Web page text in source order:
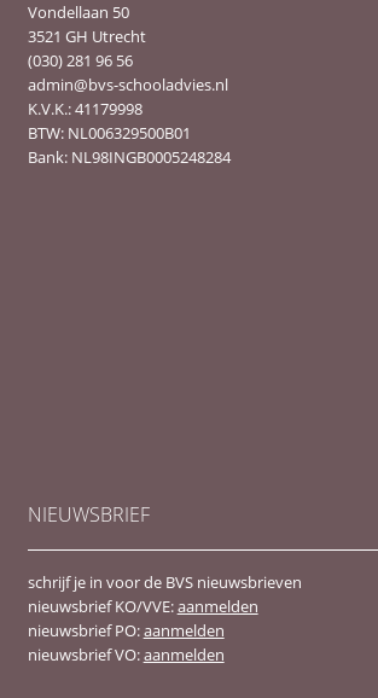
Vondellaan 50
3521 GH Utrecht
(030) 281 96 56
admin@bvs-schooladvies.nl
K.V.K.: 41179998
BTW: NL006329500B01
Bank: NL98INGB0005248284
NIEUWSBRIEF
schrijf je in voor de BVS nieuwsbrieven
nieuwsbrief KO/VVE:aanmelden
nieuwsbrief PO:aanmelden
nieuwsbrief VO:aanmelden